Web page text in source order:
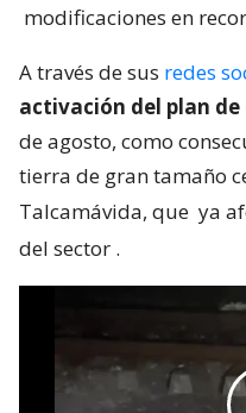
modificaciones en
A través de sus redes
activación del plan
de agosto, como
tierra de gran tamaño
Talcamávida, que ya
del sector .